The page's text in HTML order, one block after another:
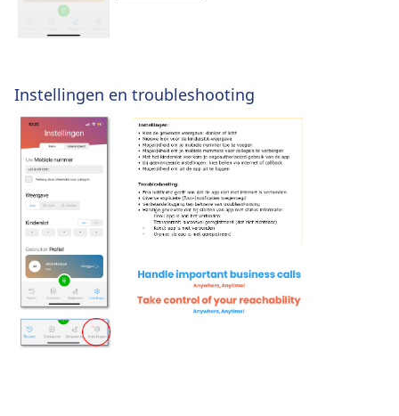
Instellingen en troubleshooting